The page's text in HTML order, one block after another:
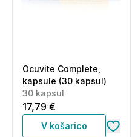
Ocuvite Complete,
kapsule (30 kapsul)
30 kapsul
17,79 €
V košarico